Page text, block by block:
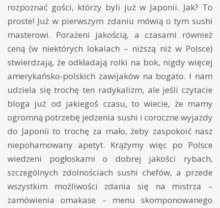
rozpoznać gości, którzy byli już w Japonii. Jak? To
proste! Już w pierwszym zdaniu mówią o tym sushi
masterowi. Porażeni jakością, a czasami również
ceną (w niektórych lokalach – niższą niż w Polsce)
stwierdzają, że odkładają rolki na bok, nigdy więcej
amerykańsko-polskich zawijaków na bogato. I nam
udziela się trochę ten radykalizm, ale jeśli czytacie
bloga już od jakiegoś czasu, to wiecie, że mamy
ogromną potrzebę jedzenia sushi i coroczne wyjazdy
do Japonii to trochę za mało, żeby zaspokoić nasz
niepohamowany apetyt. Krążymy więc po Polsce
wiedzeni pogłoskami o dobrej jakości rybach,
szczególnych zdolnościach sushi chefów, a przede
wszystkim możliwości zdania się na mistrza –
zamówienia omakase – menu skomponowanego